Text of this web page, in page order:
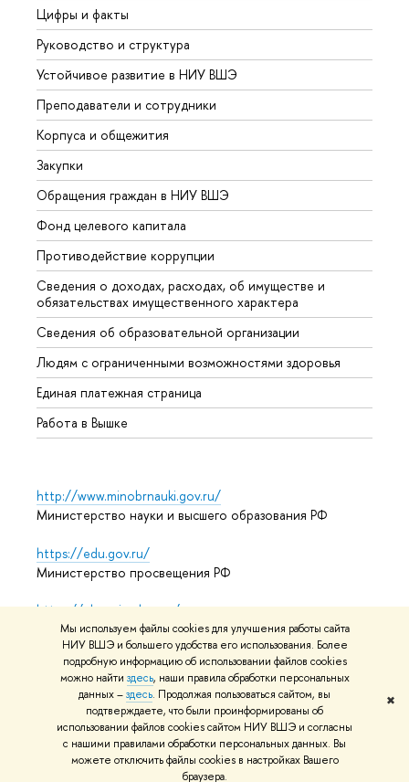
Мы используем файлы cookies для улучшения работы сайта
НИУ ВШЭ и большего удобства его использования. Более
подробную информацию об использовании файлов cookies
можно найти здесь, наши правила обработки персональных
данных –здесь. Продолжая пользоваться сайтом, вы
подтверждаете, что были проинформированы об
использовании файлов cookies сайтом НИУ ВШЭ и согласны
с нашими правилами обработки персональных данных. Вы
можете отключить файлы cookies в настройках Вашего
браузера.
✖
Цифры и факты
Руководство и структура
Устойчивое развитие в НИУ ВШЭ
Преподаватели и сотрудники
Корпуса и общежития
Закупки
Обращения граждан в НИУ ВШЭ
Фонд целевого капитала
Противодействие коррупции
Сведения о доходах, расходах, об имуществе и
обязательствах имущественного характера
Сведения об образовательной организации
Людям с ограниченными возможностями здоровья
Единая платежная страница
Работа в Вышке
http://www.minobrnauki.gov.ru/
Министерство науки и высшего образования РФ
https://edu.gov.ru/
Министерство просвещения РФ
https://elearning.hse.ru/mooc
Массовые открытые онлайн-курсы
© НИУ ВШЭ 1993–2026 Адреса и контактыУсловия
использования материаловПолитика конфиденциальности
Карта сайта
Редактору